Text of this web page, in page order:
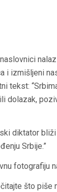
i izmišljeni
tekst:
dolazak,
diktator
Srbije.”
fotografiju
što piše